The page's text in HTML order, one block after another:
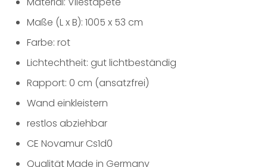
Maße (L x B): 1005 x 53 cm
Farbe: rot
Lichtechtheit: gut lichtbeständig
Rapport: 0 cm (ansatzfrei)
Wand einkleistern
restlos abziehbar
CE Novamur Cs1d0
Qualität Made in Germany